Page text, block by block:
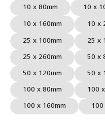
10 x 80mm 10 x
10 x 160mm 10 x
25 x 100mm 25 x
25 x 260mm 50 x
50 x 120mm 50 x
100 x 80mm 100
100 x 160mm 100